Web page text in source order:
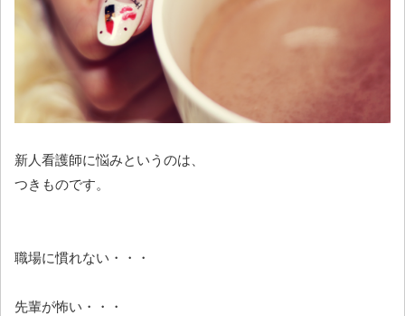
新人看護師に悩みというのは、
つきものです。
職場に慣れない・・・
先輩が怖い・・・